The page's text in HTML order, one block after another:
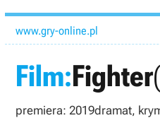
www.gry-online.pl
Film:Fighter
premiera: 2019dramat,